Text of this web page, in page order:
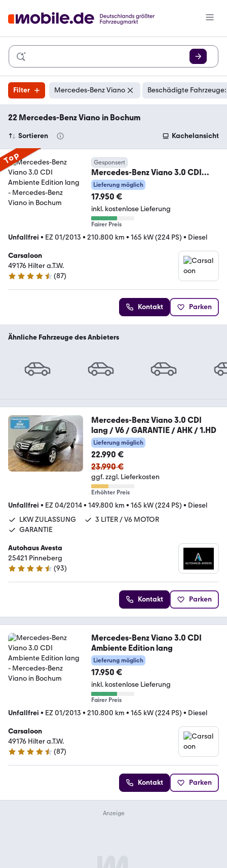
Filter Mercedes-Benz Viano Beschädigte
22 Mercedes-Benz Viano in Bochum
Sortieren Kachelansicht
Top Gesponsert
Mercedes-Benz Viano 3.0 CDI
Ambiente Edition lang
Lieferung möglich
17.950 €
inkl. kostenlose Lieferung
Fairer Preis
Unfallfrei • EZ 01/2013 • 210.800 km • 165 kW (224 PS) • Diesel
Carsaloon
49176 Hilter a.T.W.
4.5 Sterne
(87)
Kontakt Parken
Ähnliche Fahrzeuge des Anbieters
Mercedes-Benz Viano 3.0 CDI
lang / V6 / GARANTIE / AHK / 1.HD
Lieferung möglich
22.990 €
23.990 €
ggf. zzgl. Lieferkosten
Erhöhter Preis
Unfallfrei • EZ 04/2014• 149.800 km • 165 kW (224 PS) • Diesel
LKW ZULASSUNG
3 LITER / V6 MOTOR
GARANTIE
Autohaus Avesta
25421 Pinneberg
4.6 Sterne
(93)
Kontakt Parken
Mercedes-Benz Viano 3.0 CDI
Ambiente Edition lang
Lieferung möglich
17.950 €
inkl. kostenlose Lieferung
Fairer Preis
Unfallfrei • EZ 01/2013 • 210.800 km • 165 kW (224 PS) • Diesel
Carsaloon
49176 Hilter a.T.W.
4.5 Sterne
(87)
Kontakt Parken